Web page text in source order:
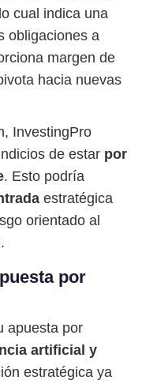
cual indica una
obligaciones a
margen de
hacia nuevas
InvestingPro
de estar por
. Esto podría
estratégica
orientado al
por
apuesta por
artificial y
estratégica ya